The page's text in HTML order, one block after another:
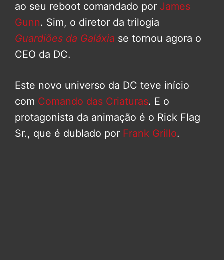
ao seu reboot comandado por James
Gunn. Sim, o diretor da trilogia
Guardiões da Galáxia se tornou agora o
CEO da DC.
Este novo universo da DC teve início
com Comando das Criaturas. E o
protagonista da animação é o Rick Flag
Sr., que é dublado por Frank Grillo.